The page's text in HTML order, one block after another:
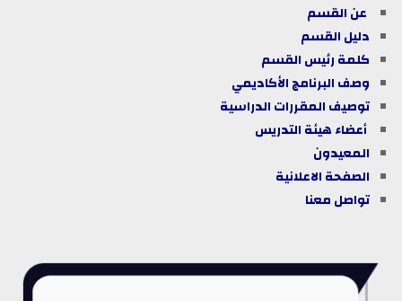
عن القسم
دليلالقسم
كلمة رئيس القسم
وصف البرنامج الأكاديمي
توصيف المقررات الدراسية
أعضاء هيئة التدريس
المعيدون
الصفحة الاعلانية
تواصل معنا